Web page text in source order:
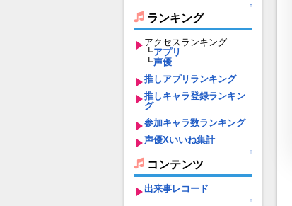
↑
ランキング
アクセスランキング
┗アプリ
┗声優
推しアプリランキング
推しキャラ登録ランキン
グ
参加キャラ数ランキング
声優Xいいね集計
↑
コンテンツ
出来事レコード
↑